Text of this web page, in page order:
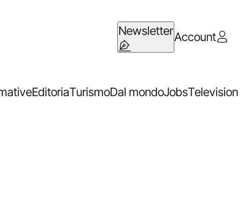
NewsletterAccount
EditoriaTurismoDal mondoJobsTelevision